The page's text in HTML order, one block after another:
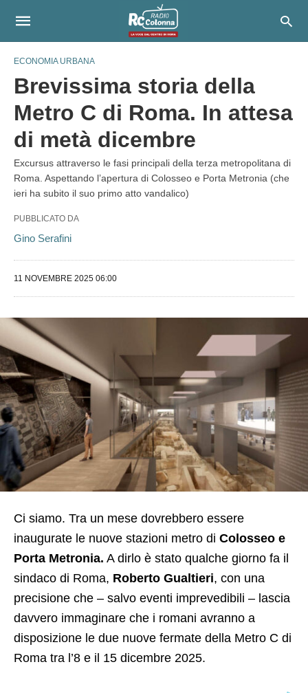
ECONOMIA URBANA
Brevissima storia della
Metro C di Roma. In attesa
di metà dicembre
Excursus attraverso le fasi principali della terza metropolitana di
Roma. Aspettando l’apertura di Colosseo e Porta Metronia (che
ieri ha subito il suo primo atto vandalico)
PUBBLICATO DA
Gino Serafini
11 NOVEMBRE 2025 06:00
Ci siamo. Tra un mese dovrebbero essere
inaugurate le nuove stazioni metro di Colosseo e
Porta Metronia. A dirlo è stato qualche giorno fa il
sindaco di Roma, Roberto Gualtieri, con una
precisione che – salvo eventi imprevedibili – lascia
davvero immaginare che i romani avranno a
disposizione le due nuove fermate della Metro C di
Roma tra l’8 e il 15 dicembre 2025.